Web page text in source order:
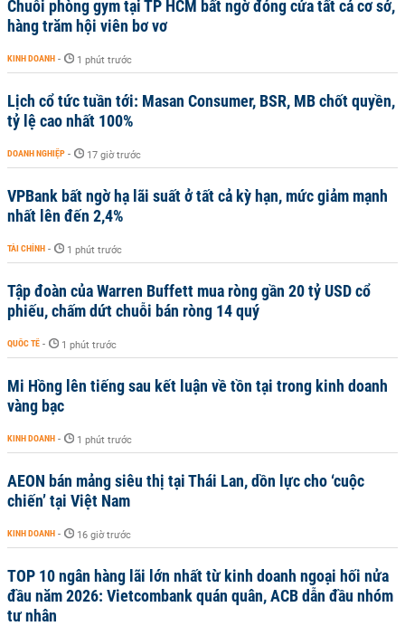
Chuỗi phòng gym tại TP HCM bất ngờ đóng cửa tất cả cơ sở,
hàng trăm hội viên bơ vơ
KINH DOANH - 1 phút trước
Lịch cổ tức tuần tới: Masan Consumer, BSR, MB chốt quyền,
tỷ lệ cao nhất 100%
DOANH NGHIỆP - 17 giờ trước
VPBank bất ngờ hạ lãi suất ở tất cả kỳ hạn, mức giảm mạnh
nhất lên đến 2,4%
TÀI CHÍNH - 1 phút trước
Tập đoàn của Warren Buffett mua ròng gần 20 tỷ USD cổ
phiếu, chấm dứt chuỗi bán ròng 14 quý
QUỐC TẾ - 1 phút trước
Mi Hồng lên tiếng sau kết luận về tồn tại trong kinh doanh
vàng bạc
KINH DOANH - 1 phút trước
AEON bán mảng siêu thị tại Thái Lan, dồn lực cho ‘cuộc
chiến’ tại Việt Nam
KINH DOANH - 16 giờ trước
TOP 10 ngân hàng lãi lớn nhất từ kinh doanh ngoại hối nửa
đầu năm 2026: Vietcombank quán quân, ACB dẫn đầu nhóm
tư nhân